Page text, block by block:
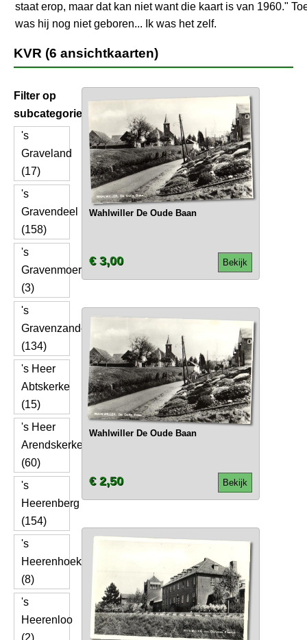
staat erop, maar dat kan niet want die kaart is van 1960."
was hij nog niet geboren... Ik was het zelf.
KVR (6 ansichtkaarten)
Filter op
subcategorie
's
Graveland
(17)
's
Gravendeel
(158)
's
Gravenmoer
(3)
's
Gravenzande
(134)
's Heer
Abtskerke
(15)
's Heer
Arendskerke
(60)
's
Heerenberg
(154)
's
Heerenhoek
(8)
's
Heerenloo
(2)
Wahlwiller De Oude Baan
Bekijk
€ 3,00
Wahlwiller De Oude Baan
Bekijk
€ 2,50